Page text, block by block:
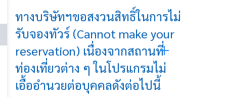
ทางบริษัทฯขอสงวนสิทธิ์ในการไม่
รับจองทัวร์ (Cannot make your
reservation) เนื่องจากสถานที่
ท่องเที่ยวต่าง ๆ ในโปรแกรมไม่
เอื้ออำนวยต่อบุคคลดังต่อไปนี้